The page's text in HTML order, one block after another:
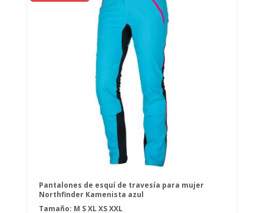
Pantalones de esquí de travesía para mujer
Northfinder Kamenista azul
Tamaño: M SXLXSXXL